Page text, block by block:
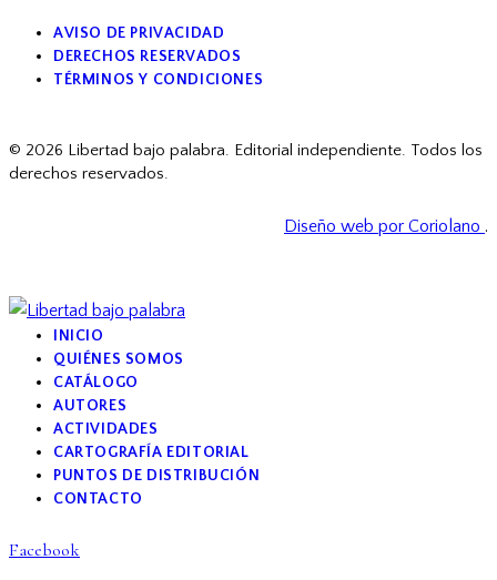
AVISO DE PRIVACIDAD
DERECHOS RESERVADOS
TÉRMINOS Y CONDICIONES
© 2026 Libertad bajo palabra. Editorial independiente. Todos los
derechos reservados.
Diseño web por Coriolano .
INICIO
QUIÉNES SOMOS
CATÁLOGO
AUTORES
ACTIVIDADES
CARTOGRAFÍA EDITORIAL
PUNTOS DE DISTRIBUCIÓN
CONTACTO
Facebook